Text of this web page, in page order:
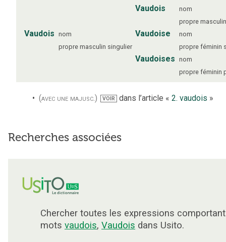
Vaudois nom
propre masculin singulier
Vaudois
nom
propre masculin
Vaudoise
nom
propre féminin
Vaudoises nom
propre féminin
(avec une majusc.) VOIR dans l’article « 2. vaudois »
Recherches associées
Chercher toutes les expressions
mots vaudois, Vaudois dans Usito.